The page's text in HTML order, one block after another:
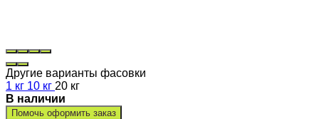
Другие варианты фасовки
1 кг 10 кг 20 кг
В наличии
Помочь оформить заказ